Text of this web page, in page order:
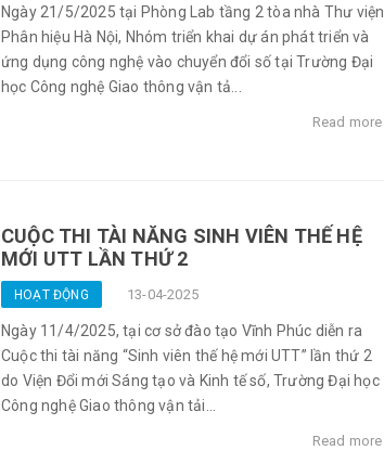
Ngày 21/5/2025 tại Phòng Lab tầng 2 tòa nhà Thư viện
Phân hiệu Hà Nội, Nhóm triển khai dự án phát triển và
ứng dụng công nghệ vào chuyển đổi số tại Trường Đại
học Công nghệ Giao thông vận tả...
Read more
CUỘC THI TÀI NĂNG SINH VIÊN THẾ HỆ
MỚI UTT LẦN THỨ 2
HOẠT ĐỘNG 13-04-2025
Ngày 11/4/2025, tại cơ sở đào tạo Vĩnh Phúc diễn ra
Cuộc thi tài năng “Sinh viên thế hệ mới UTT” lần thứ 2
do Viện Đổi mới Sáng tạo và Kinh tế số, Trường Đại học
Công nghệ Giao thông vận tải...
Read more